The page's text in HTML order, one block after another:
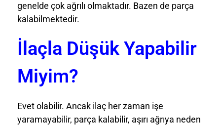
genelde çok ağrılı olmaktadır. Bazen de parça
kalabilmektedir.
İlaçla Düşük Yapabilir
Miyim?
Evet olabilir. Ancak ilaç her zaman işe
yaramayabilir, parça kalabilir, aşırı ağrıya neden